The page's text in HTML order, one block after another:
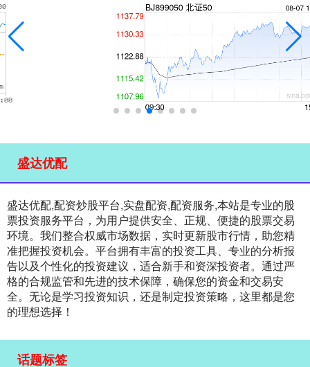
盛达优配
盛达优配,配资炒股平台,实盘配资,配资服务,本站是专业的股
票投资服务平台，为用户提供安全、正规、便捷的股票交易
环境。我们整合权威市场数据，实时更新股市行情，助您精
准把握投资机会。平台拥有丰富的投资工具、专业的分析报
告以及个性化的投资建议，适合新手和资深投资者。通过严
格的合规监管和先进的技术保障，确保您的资金和交易安
全。无论是学习投资知识，还是制定投资策略，这里都是您
的理想选择！
话题标签